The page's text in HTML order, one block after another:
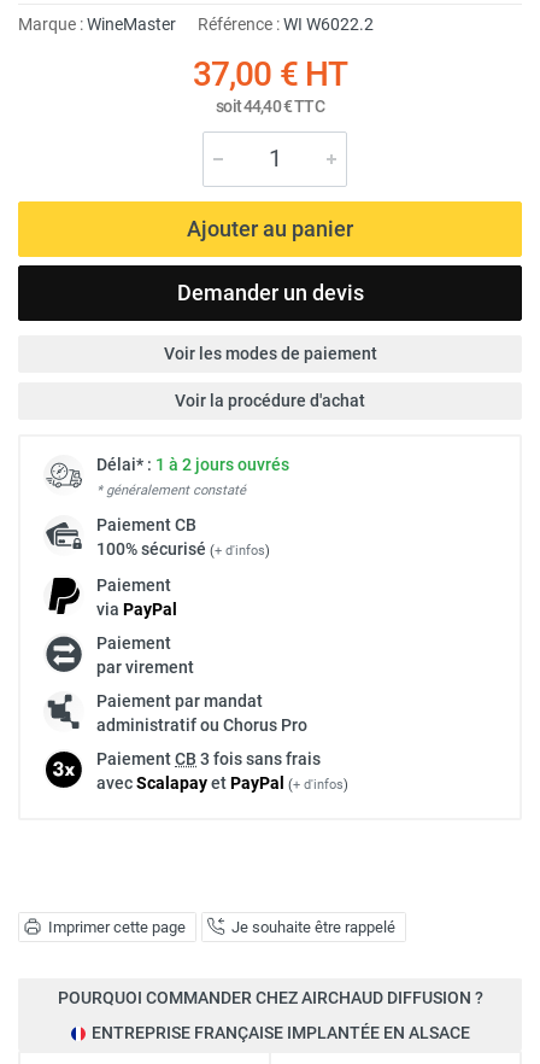
Imprimer cette page Je souhaite être rappelé
Marque :WineMaster Référence :WI W6022.2
37,00 €HT
soit44,40 €TTC
Ajouter au panier
Demander un devis
Voir les modes de paiement
Voir la procédure d'achat
Délai* : 1 à 2 jours ouvrés
* généralement constaté
PaiementCB
100% sécurisé (+ d'infos)
Paiement
via PayPal
Paiement
par virement
Paiement par mandat
administratif ou Chorus Pro
PaiementCB 3 fois sans frais
avecScalapayetPayPal (+ d'infos)
POURQUOI COMMANDER CHEZ AIRCHAUD DIFFUSION ?
ENTREPRISE FRANÇAISE IMPLANTÉE EN ALSACE